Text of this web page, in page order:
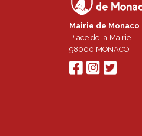
Mairie de Monaco
Place de la Mairie
98000 MONACO